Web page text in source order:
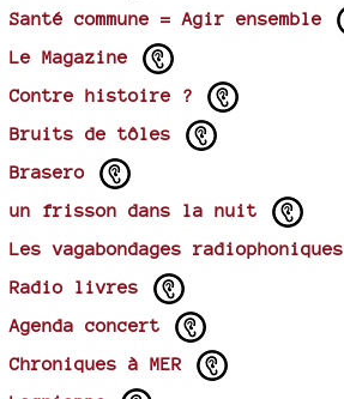
Santé commune = Agir ensemble
Le Magazine
Contre histoire ?
Bruits de tôles
Brasero
un frisson dans la nuit
Les vagabondages radiophoniques
Radio livres
Agenda concert
Chroniques à MER